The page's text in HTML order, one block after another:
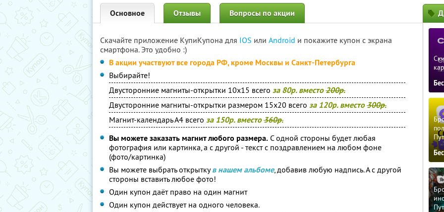
Основное Отзывы Вопросы по акции
Скачайте приложение КупиКупона для IOS или Android и покажите купон с экрана
смартфона. Это удобно :)
В акции участвуют все города РФ, кроме Москвы и Санкт-Петербурга
Выбирайте!
Двусторонние магниты-открытки 10х15 всего за 80р. вместо200р.
Двусторонние магниты-открытки размером 15х20 всего за 120р. вместо300р.
Магнит-календарь А4 всего за 150р. вместо360р.
Вы можете заказать магнит любого размера. С одной стороны будет любая
фотография или картинка, а с другой - текст с поздравлением на любом фоне
(фото/картинка)
Вы можете выбрать открыткув нашем альбоме, добавив любую надпись. А с другой
стороны вставить любое фото!
Один купон даёт право на один магнит
Один купон действует на одного человека.